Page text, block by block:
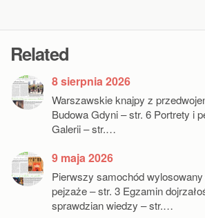
Related
8 sierpnia 2026
Warszawskie knajpy z
Budowa Gdyni – str. 6 Portrety i
Galerii – str.…
9 maja 2026
Pierwszy samochód
pejzaże – str. 3 Egzamin
sprawdzian wiedzy – str.…